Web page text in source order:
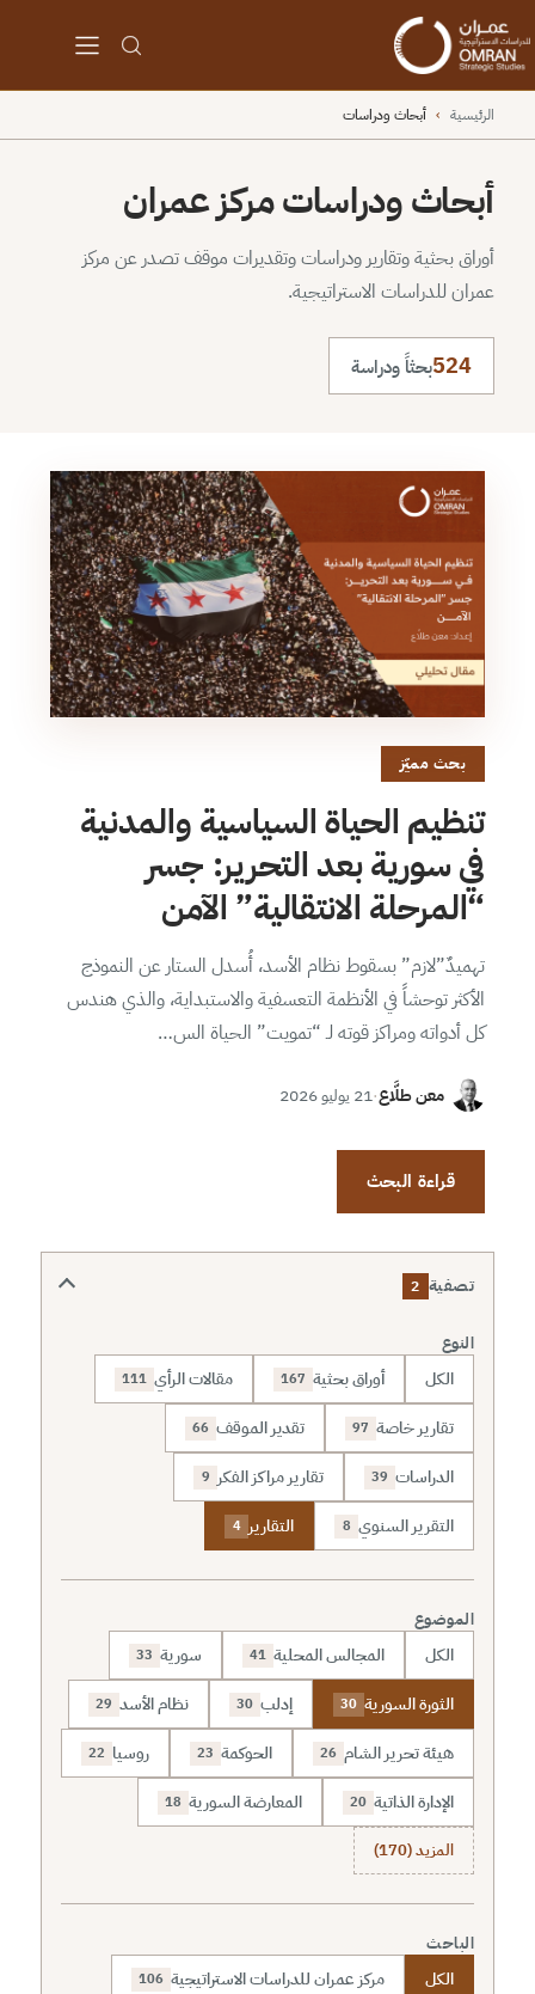
الرئيسية › أبحاث ودراسات
أبحاث ودراسات مركز عمران
أوراق بحثية وتقارير ودراسات وتقديرات موقف تصدر عن مركز
عمران للدراسات الاستراتيجية.
524بحثاً ودراسة
بحث مميّز
تنظيم الحياة السياسية والمدنية
في سورية بعد التحرير: جسر
“المرحلة الانتقالية” الآمن
تهميدٌ”لازم” بسقوط نظام الأسد، أُسدل الستار عن النموذج
الأكثر توحشاً في الأنظمة التعسفية والاستبداية، والذي هندس
كل أدواته ومراكز قوته لـ “تمويت” الحياة الس…
معن طلَّاع·21 يوليو 2026
قراءة البحث
تصفية 2
النوع
الكل أوراق بحثية 167 مقالات الرأي 111
تقارير خاصة 97 تقدير الموقف 66
الدراسات 39 تقارير مراكز الفكر 9
التقرير السنوي 8 التقارير 4
الموضوع
الكل المجالس المحلية 41 سورية 33
الثورة السورية 30 إدلب 30 نظام الأسد 29
هيئة تحرير الشام 26 الحوكمة 23 روسيا 22
الإدارة الذاتية 20 المعارضة السورية 18
المزيد (170)
الباحث
الكل مركز عمران للدراسات الاستراتيجية 106